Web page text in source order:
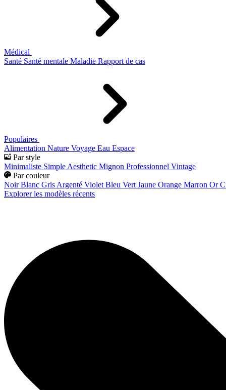
Médical
Santé Santé mentale Maladie Rapport de cas
Populaires
Alimentation Nature Voyage Eau Espace
Par style
Minimaliste Simple Aesthetic Mignon Professionnel Vintage
Par couleur
Noir Blanc Gris Argenté Violet Bleu Vert Jaune Orange Marron Or
Explorer les modèles récents